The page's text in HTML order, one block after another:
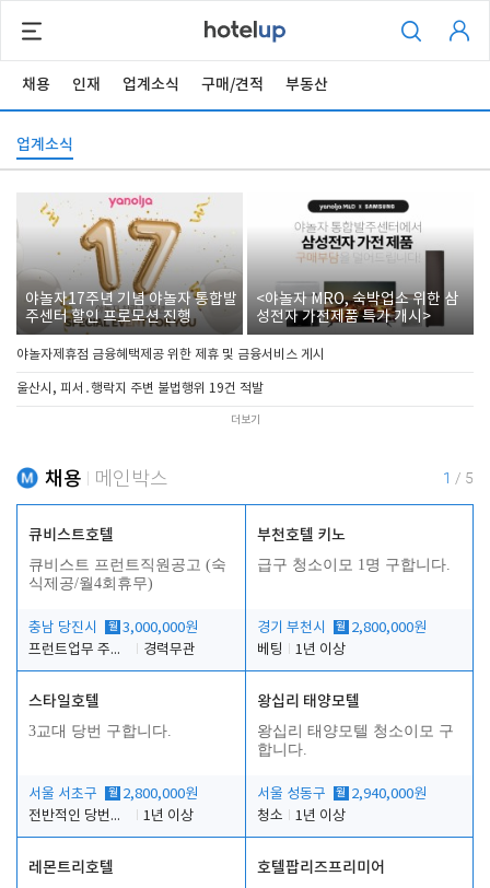
채용 인재 업계소식 구매/견적 부동산
업계소식
야놀자17주년 기념 야놀자 통합발
주센터 할인 프로모션 진행
<야놀자 MRO, 숙박업소 위한 삼
성전자 가전제품 특가 개시>
야놀자제휴점 금융혜택제공 위한 제휴 및 금융서비스 게시
울산시, 피서․행락지 주변 불법행위 19건 적발
더보기
채용 메인박스 1 / 5
큐비스트호텔
큐비스트 프런트직원공고 (숙
식제공/월4회휴무)
충남 당진시 월 3,000,000원
프런트업무 주간, 야간
경력무관
부천호텔 키노
급구 청소이모 1명 구합니다.
경기 부천시 월 2,800,000원
베팅
1년 이상
스타일호텔
3교대 당번 구합니다.
서울 서초구 월 2,800,000원
전반적인 당번업무
1년 이상
왕십리 태양모텔
왕십리 태양모텔 청소이모 구
합니다.
서울 성동구 월 2,940,000원
청소
1년 이상
레몬트리호텔 호텔팝리즈프리미어